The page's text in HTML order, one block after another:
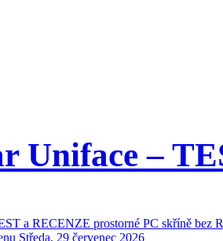
Uniface –
a RECENZE prostorné PC skříně bez
Středa, 29 červenec 2026